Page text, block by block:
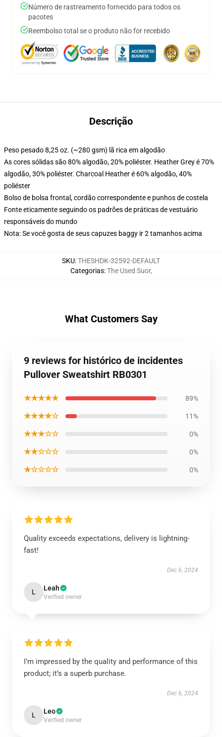
Número de rastreamento fornecido para todos os
pacotes
Reembolso total se o produto não for recebido
Descrição
Peso pesado 8,25 oz. (~280 gsm) lã rica em algodão
As cores sólidas são 80% algodão, 20% poliéster. Heather Grey é 70%
algodão, 30% poliéster. Charcoal Heather é 60% algodão, 40%
poliéster
Bolso de bolsa frontal, cordão correspondente e punhos de costela
Fonte eticamente seguindo os padrões de práticas de vestuário
responsáveis do mundo
Nota: Se você gosta de seus capuzes baggy ir 2 tamanhos acima
SKU:THESHDK-32592-DEFAULT
Categorias:The Used Suor,
What Customers Say
9 reviews for histórico de incidentes
Pullover Sweatshirt RB0301
★★★★★ 89%
★★★★☆ 11%
★★★☆☆ 0%
★★☆☆☆ 0%
★☆☆☆☆ 0%
Quality exceeds expectations, delivery is lightning-
fast!
Dec 6, 2024
L Leah
Verified owner
I’m impressed by the quality and performance of this
product; it’s a superb purchase.
Dec 6, 2024
L Leo
Verified owner